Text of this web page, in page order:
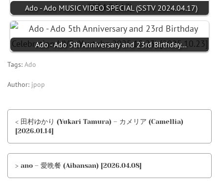
Ado - Ado MUSIC VIDEO SPECIAL (SSTV 2024.04.17)
Ado - Ado 5th Anniversary and 23rd Birthday…
Tags: Ado
Author: jpop
< 田村ゆかり (Yukari Tamura) – カメリア (Camellia)
[2026.01.14]
> ano – 愛晩餐 (Aibansan) [2026.04.08]